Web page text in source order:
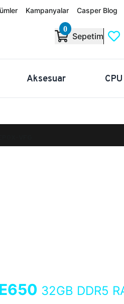
Kampanyalar Casper Blog
0
Sepetim
Aksesuar
32GB DDR5